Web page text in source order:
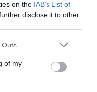
on the IAB’s List of
disclose it to other
one or more Google
You may click to
its third-party tags to
in below Google
Outs
of my
y cuidó el dossier